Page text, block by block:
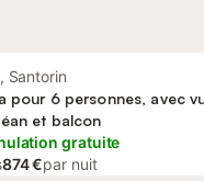
Santorin
pour 6 personnes, avec
et balcon
gratuite
874 €par nuit